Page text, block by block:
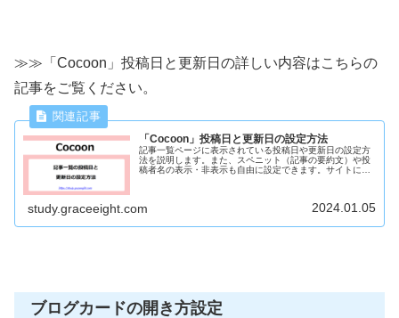
≫≫「Cocoon」投稿日と更新日の詳しい内容はこちらの
記事をご覧ください。
「Cocoon」投稿日と更新日の設定方法
記事一覧ページに表示されている投稿日や更新日の設定方
法を説明します。また、スペニット（記事の要約文）や投
稿者名の表示・非表示も自由に設定できます。サイトにあ
study.graceeight.com 2024.01.05
ブログカードの開き方設定